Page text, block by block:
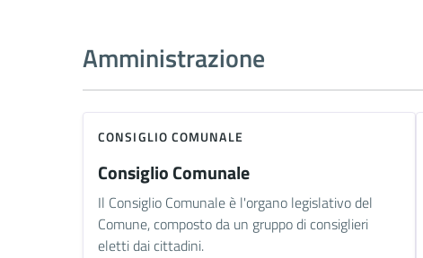
Amministrazione
CONSIGLIO COMUNALE
Consiglio Comunale
Il Consiglio Comunale è l'organo legislativo del
Comune, composto da un gruppo di consiglieri
eletti dai cittadini.